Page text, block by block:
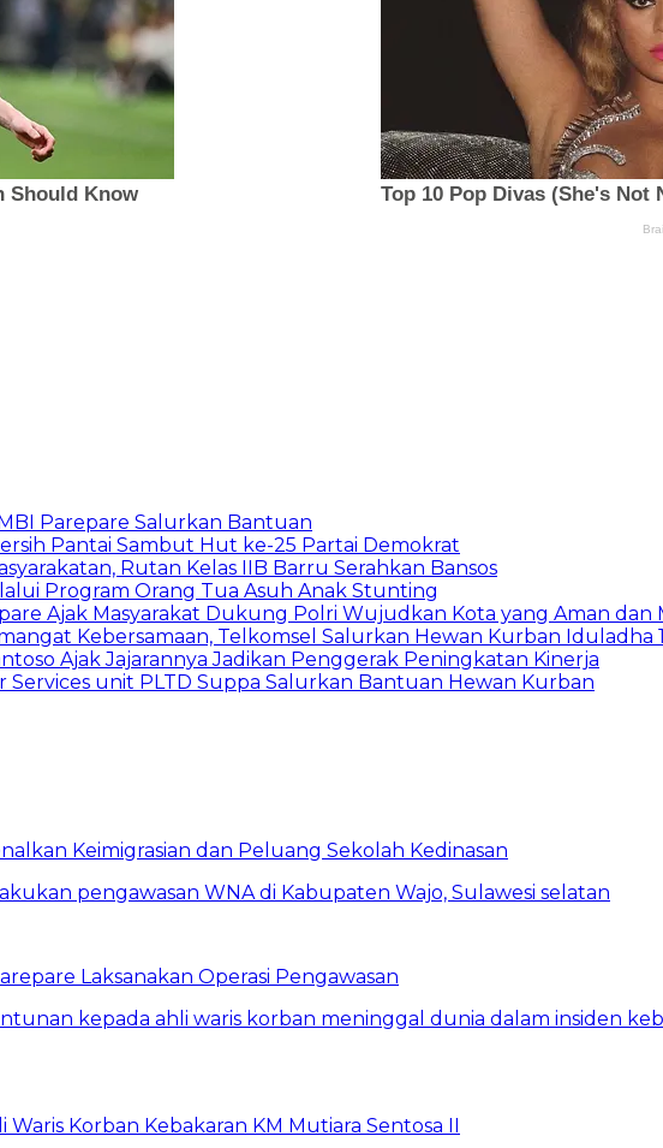
Parepare Salurkan Bantuan
Pantai Sambut Hut ke-25 Partai Demokrat
Rutan Kelas IIB Barru Serahkan Bansos
Program Orang Tua Asuh Anak Stunting
Ajak Masyarakat Dukung Polri Wujudkan Kota yang Aman dan
Kebersamaan, Telkomsel Salurkan Hewan Kurban Iduladha
Ajak Jajarannya Jadikan Penggerak Peningkatan Kinerja
Services unit PLTD Suppa Salurkan Bantuan Hewan Kurban
Keimigrasian dan Peluang Sekolah Kedinasan
Laksanakan Operasi Pengawasan
Korban Kebakaran KM Mutiara Sentosa II